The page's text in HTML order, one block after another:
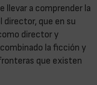
llevar a comprender la
director, que en su
director y
la ficción y
que existen